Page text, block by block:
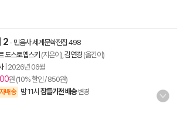
2- 민음사 세계문학전집 498
도스토옙스키 (지은이), 김연경 (옮긴이)
| 2026년 06월
원 (10% 할인 / 850원)
배송 밤 11시 잠들기전 배송 변경